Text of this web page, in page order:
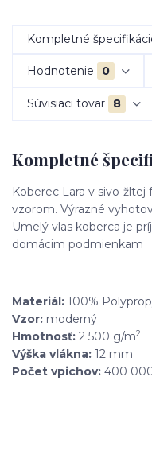
Kompletné
Hodnotenie 0
Súvisiaci tovar 8
Kompletné
Koberec Lara v sivo-
vzorom. Výrazné
Umelý vlas koberca je
domácim podmienkam
Materiál: 100%
Vzor: moderný
Hmotnosť: 2 500 g/m2
Výška vlákna: 12 mm
Počet vpichov: 400